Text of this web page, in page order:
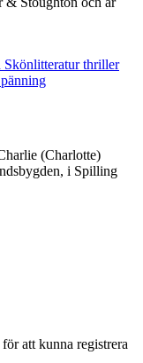
Skönlitteraturthriller
(Charlotte)
i Spilling
att kunna registrera